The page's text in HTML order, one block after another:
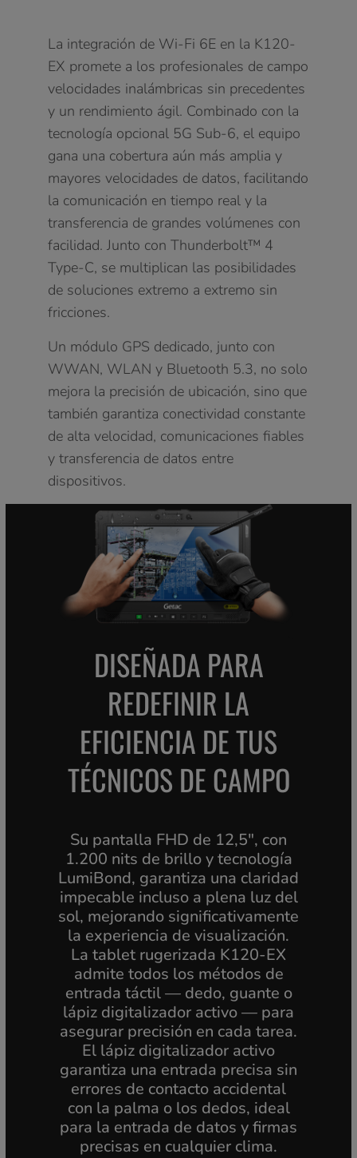
La integración de Wi-Fi 6E en la K120-
EX promete a los profesionales de campo
velocidades inalámbricas sin precedentes
y un rendimiento ágil. Combinado con la
tecnología opcional 5G Sub-6, el equipo
gana una cobertura aún más amplia y
mayores velocidades de datos, facilitando
la comunicación en tiempo real y la
transferencia de grandes volúmenes con
facilidad. Junto con Thunderbolt™ 4
Type-C, se multiplican las posibilidades
de soluciones extremo a extremo sin
fricciones.
Un módulo GPS dedicado, junto con
WWAN, WLAN y Bluetooth 5.3, no solo
mejora la precisión de ubicación, sino que
también garantiza conectividad constante
de alta velocidad, comunicaciones fiables
y transferencia de datos entre
dispositivos.
DISEÑADA PARA
REDEFINIR LA
EFICIENCIA DE TUS
TÉCNICOS DE CAMPO
Su pantalla FHD de 12,5", con
1.200 nits de brillo y tecnología
LumiBond, garantiza una claridad
impecable incluso a plena luz del
sol, mejorando significativamente
la experiencia de visualización.
La tablet rugerizada K120-EX
admite todos los métodos de
entrada táctil — dedo, guante o
lápiz digitalizador activo — para
asegurar precisión en cada tarea.
El lápiz digitalizador activo
garantiza una entrada precisa sin
errores de contacto accidental
con la palma o los dedos, ideal
para la entrada de datos y firmas
precisas en cualquier clima.